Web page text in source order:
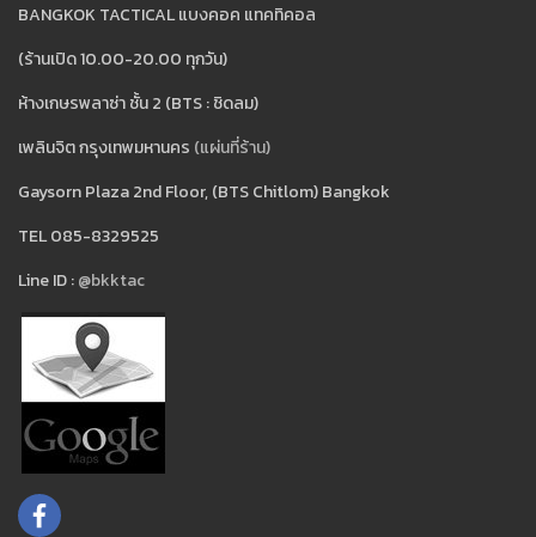
BANGKOK TACTICAL แบงคอค แทคทิคอล
(ร้านเปิด 10.00-20.00 ทุกวัน)
ห้างเกษรพลาซ่า ชั้น 2 (BTS : ชิดลม)
เพลินจิต กรุงเทพมหานคร (แผ่นที่ร้าน)
Gaysorn Plaza 2nd Floor, (BTS Chitlom) Bangkok
TEL 085-8329525
Line ID :@bkktac